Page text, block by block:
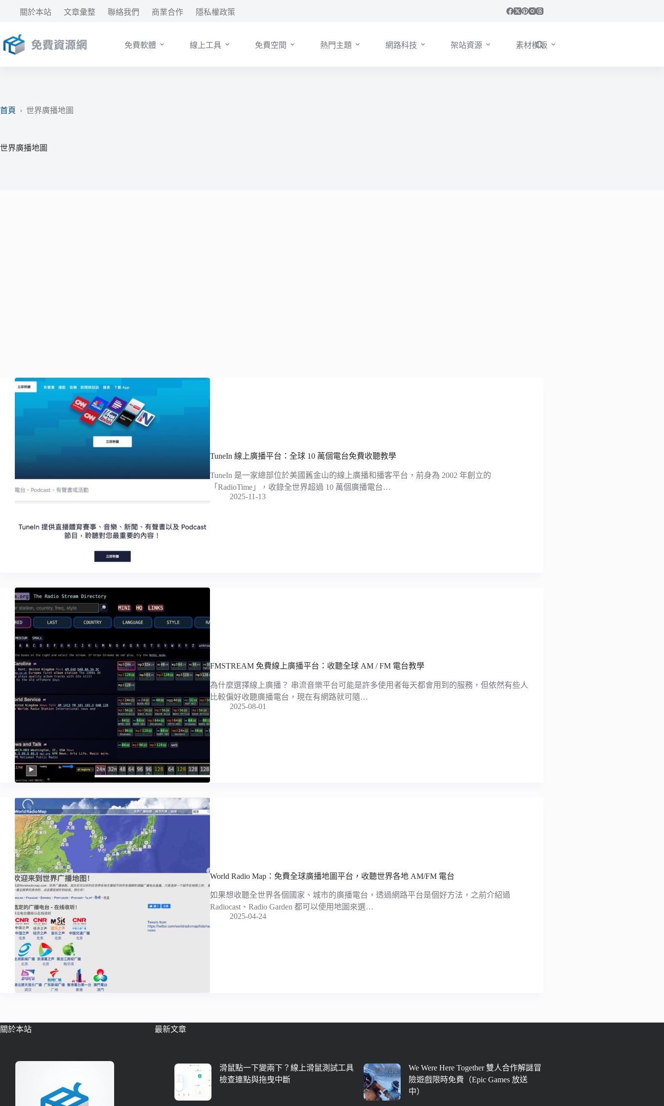
要
內
關於本站 文章彙整 聯絡我們 商業合作 隱私權政策
免費軟體 線上工具 免費空間 熱門主題 網路科技 架站資源 素材模版
首頁 › 世界廣播地圖
世界廣播地圖
TuneIn 線上廣播平台：全球 10 萬個電台免費收聽教學
TuneIn 是一家總部位於美國舊金山的線上廣播和播客平台，前身為 2002 年創立的
「RadioTime」，收錄全世界超過 10 萬個廣播電台…
2025-11-13
FMSTREAM 免費線上廣播平台：收聽全球 AM / FM 電台教學
為什麼選擇線上廣播？ 串流音樂平台可能是許多使用者每天都會用到的服務，但依然有些人
比較偏好收聽廣播電台，現在有網路就可隨…
2025-08-01
World Radio Map：免費全球廣播地圖平台，收聽世界各地 AM/FM 電台
如果想收聽全世界各個國家、城市的廣播電台，透過網路平台是個好方法，之前介紹過
Radiocast、Radio Garden 都可以使用地圖來選…
2025-04-24
關於本站 最新文章
滑鼠點一下變兩下？線上滑鼠測試工具
檢查連點與拖曳中斷
We Were Here Together 雙人合作解謎冒
險遊戲限時免費（Epic Games 放送
中）